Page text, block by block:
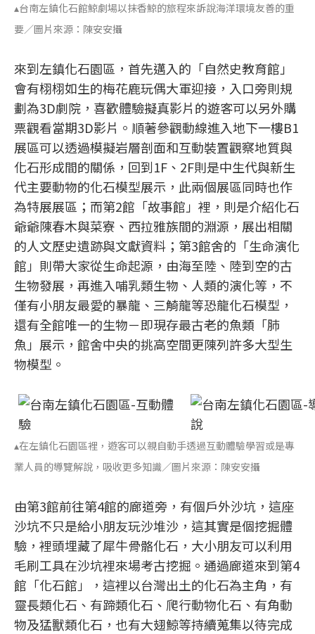
▴台南左鎮化石館鯨劇場以抹香鯨的旅程來訴說海洋環境友善的重
要／圖片來源：陳安安攝
來到左鎮化石園區，首先邁入的「自然史教育館」
會有栩栩如生的梅花鹿玩偶大軍迎接，入口旁則規
劃為3D劇院，喜歡體驗擬真影片的遊客可以另外購
票觀看當期3D影片。順著參觀動線進入地下一樓B1
展區可以透過模擬岩層剖面和互動裝置觀察地質與
化石形成間的關係，回到1F、2F則是中生代與新生
代主要動物的化石模型展示，此兩個展區同時也作
為特展展區；而第2館「故事館」裡，則是介紹化石
爺爺陳春木與菜寮、西拉雅族間的淵源，展出相關
的人文歷史遺跡與文獻資料；第3館舍的「生命演化
館」則帶大家從生命起源，由海至陸、陸到空的古
生物發展，再進入哺乳類生物、人類的演化等，不
僅有小朋友最愛的暴龍、三觭龍等恐龍化石模型，
還有全館唯一的生物－即現存最古老的魚類「肺
魚」展示，館舍中央的挑高空間更陳列許多大型生
物模型。
▴在左鎮化石園區裡，遊客可以親自動手透過互動體驗學習或是專
業人員的導覽解說，吸收更多知識／圖片來源：陳安安攝
由第3館前往第4館的廊道旁，有個戶外沙坑，這座
沙坑不只是給小朋友玩沙堆沙，這其實是個挖掘體
驗，裡頭埋藏了犀牛骨骼化石，大小朋友可以利用
毛刷工具在沙坑裡來場考古挖掘。通過廊道來到第4
館「化石館」，這裡以台灣出土的化石為主角，有
靈長類化石、有蹄類化石、爬行動物化石、有角動
物及猛獸類化石，也有大翅鯨等持續蒐集以待完成